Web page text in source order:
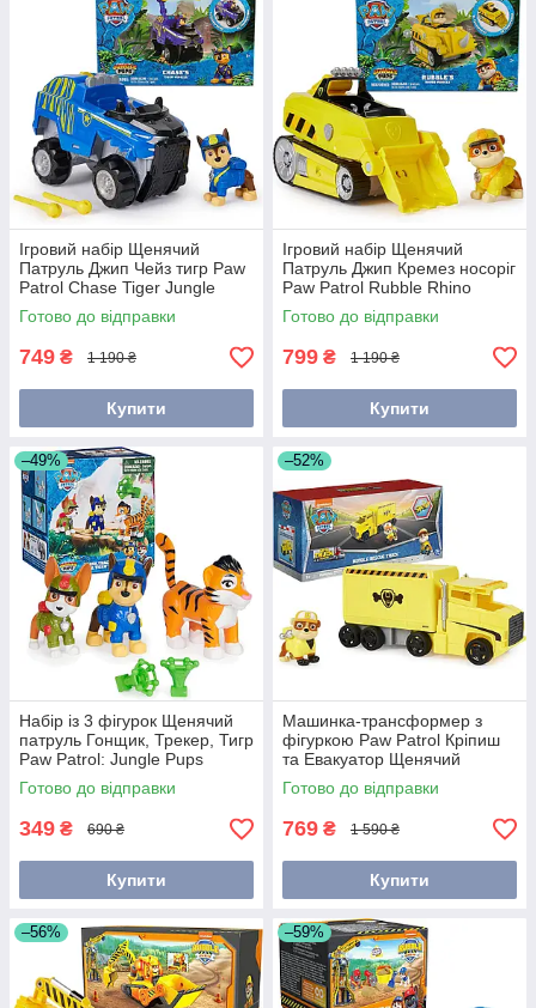
Ігровий набір Щенячий
Патруль Джип Чейз тигр Paw
Patrol Chase Tiger Jungle
Cruiser 6069245
Готово до відправки
749 ₴ 1 190 ₴
Купити
Ігровий набір Щенячий
Патруль Джип Кремез носоріг
Paw Patrol Rubble Rhino
Jungle Cruiser 6069248
Готово до відправки
799 ₴ 1 190 ₴
Купити
–49%
Набір із 3 фігурок Щенячий
патруль Гонщик, Трекер, Тигр
Paw Patrol: Jungle Pups
6069250
Готово до відправки
349 ₴ 690 ₴
Купити
–52%
Машинка-трансформер з
фігуркою Paw Patrol Кріпиш
та Евакуатор Щенячий
Патруль Spin Master
6065537/6065566
Готово до відправки
769 ₴ 1 590 ₴
Купити
–56% –59%